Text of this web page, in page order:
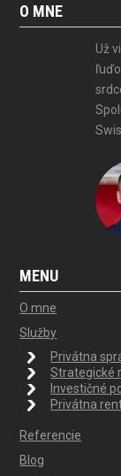
O MNE
Už
MENU
O mne
Služby
Privátna
Strategické
Investičné
Privátna
Referencie
Blog